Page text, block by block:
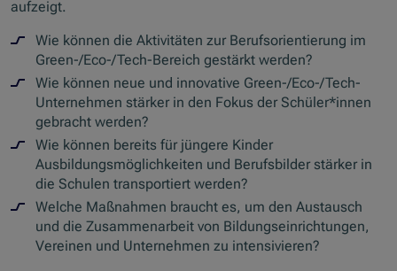
aufzeigt.
Wie können die Aktivitäten zur Berufsorientierung im
Green-/Eco-/Tech-Bereich gestärkt werden?
Wie können neue und innovative Green-/Eco-/Tech-
Unternehmen stärker in den Fokus der Schüler*innen
gebracht werden?
Wie können bereits für jüngere Kinder
Ausbildungsmöglichkeiten und Berufsbilder stärker in
die Schulen transportiert werden?
Welche Maßnahmen braucht es, um den Austausch
und die Zusammenarbeit von Bildungseinrichtungen,
Vereinen und Unternehmen zu intensivieren?